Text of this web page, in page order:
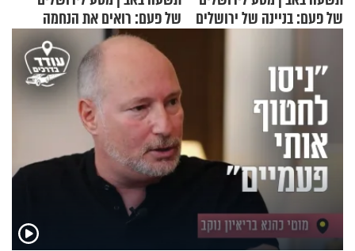
של פעם: בניינה של ירושלים
של פעם: רואים את הנחמה